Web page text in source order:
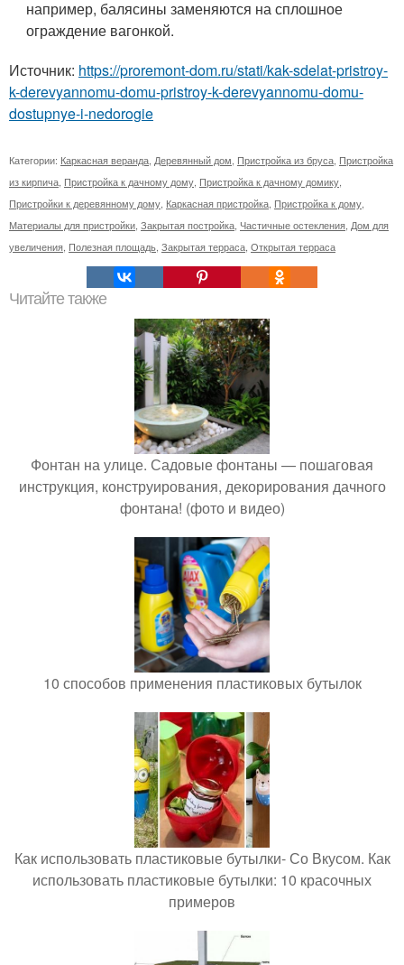
например, балясины заменяются на сплошное
ограждение вагонкой.
Источник: https://proremont-dom.ru/stati/kak-sdelat-pristroy-
k-derevyannomu-domu-pristroy-k-derevyannomu-domu-
dostupnye-i-nedorogie
Категории: Каркасная веранда Деревянный дом Пристройка из бруса Пристройка
из кирпича Пристройка к дачному дому Пристройка к дачному домику
Пристройки к деревянному дому Каркасная пристройка Пристройка к дому
Материалы для пристройки Закрытая постройка Частичные остекления Дом для
увеличения Полезная площадь Закрытая терраса Открытая терраса
Читайте также
Фонтан на улице. Садовые фонтаны — пошаговая
инструкция, конструирования, декорирования дачного
фонтана! (фото и видео)
10 способов применения пластиковых бутылок
Как использовать пластиковые бутылки- Со Вкусом. Как
использовать пластиковые бутылки: 10 красочных
примеров